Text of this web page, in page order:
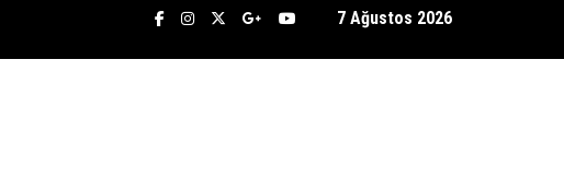
DEDEKTİFLİK BÜROSU ASENA AŞKINDA KANİ KUDU’NUN PEŞİNE DÜŞTÜ!
7 Ağustos 2026